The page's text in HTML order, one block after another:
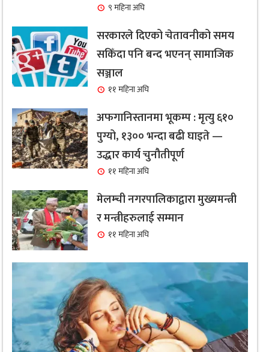
९ महिना अघि
सरकारले दिएको चेतावनीको समय
सकिँदा पनि बन्द भएनन् सामाजिक
सञ्जाल
११ महिना अघि
अफगानिस्तानमा भूकम्प : मृत्यु ६१०
पुग्यो, १३०० भन्दा बढी घाइते —
उद्धार कार्य चुनौतीपूर्ण
११ महिना अघि
मेलम्ची नगरपालिकाद्वारा मुख्यमन्त्री
र मन्त्रीहरुलाई सम्मान
११ महिना अघि